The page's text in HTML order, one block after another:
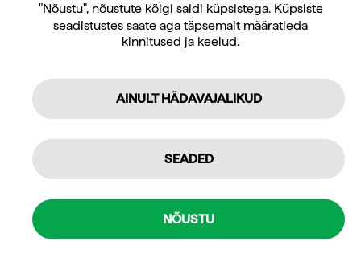
Jõusaali varustus
masin
masin
"Nõustu", nõustute kõigi saidi küpsistega. Küpsiste
seadistustes saate aga täpsemalt määratleda
kinnitused ja keelud.
AINULT HÄDAVAJALIKUD
SEADED
NÕUSTU
pakkumisi teid huvitavate küsimuste kohta
ning 10% allahindlust oma esimeselt veebipoe
tellimuselt.
Isiklikuks kasutamiseks
Professionaalseks kasutamiseks
Mulle pakub huvi